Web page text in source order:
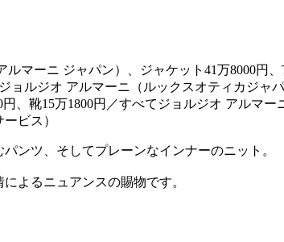
、靴15万1800円／すべてジョルジオ アルマ
ビス）
ンツ、そしてプレーンなインナーのニット。
よるニュアンスの賜物です。